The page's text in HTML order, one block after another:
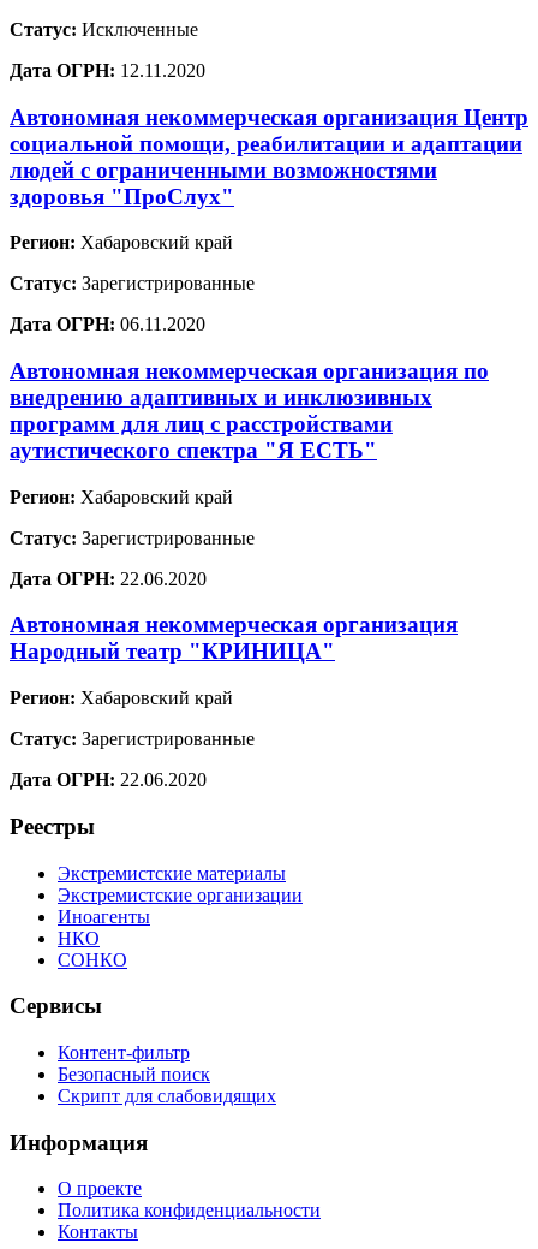
Статус: Исключенные
Дата ОГРН: 12.11.2020
Автономная некоммерческая организация Центр
социальной помощи, реабилитации и адаптации
людей с ограниченными возможностями
здоровья "ПроСлух"
Регион: Хабаровский край
Статус: Зарегистрированные
Дата ОГРН: 06.11.2020
Автономная некоммерческая организация по
внедрению адаптивных и инклюзивных
программ для лиц с расстройствами
аутистического спектра "Я ЕСТЬ"
Регион: Хабаровский край
Статус: Зарегистрированные
Дата ОГРН: 22.06.2020
Автономная некоммерческая организация
Народный театр "КРИНИЦА"
Регион: Хабаровский край
Статус: Зарегистрированные
Дата ОГРН: 22.06.2020
Реестры
Экстремистские материалы
Экстремистские организации
Иноагенты
НКО
СОНКО
Сервисы
Контент-фильтр
Безопасный поиск
Скрипт для слабовидящих
Информация
О проекте
Политика конфиденциальности
Контакты